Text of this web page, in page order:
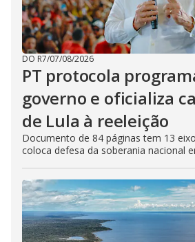
DO R7/07/08/2026
PT protocola
governo e oficializa
de Lula à reeleição
Documento de 84 páginas tem 13
coloca defesa da soberania nacional